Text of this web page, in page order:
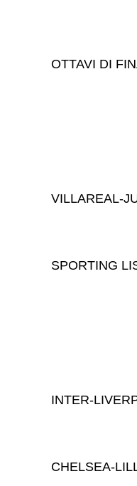
OTTAVI DI
VILLAREAL-
SPORTING
INTER-
CHELSEA-